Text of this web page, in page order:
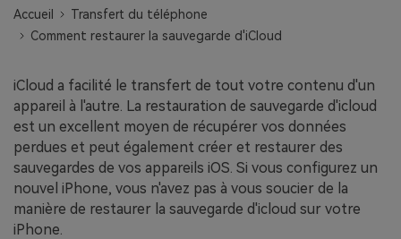
Transfert d'autres Applications
EXPLOREZ PLUS DE SUJETS
Tarifs pour Mac
Tarifs pour App
Plan Business
Plan Éducation
Concours & Événements
Assistance
TÉLÉCHARGER
Accueil
Transfert du téléphone
Comment restaurer la sauvegarde d'iCloud
iCloud a facilité le transfert de tout votre contenu d'un
appareil à l'autre. La restauration de sauvegarde d'icloud
est un excellent moyen de récupérer vos données
perdues et peut également créer et restaurer des
sauvegardes de vos appareils iOS. Si vous configurez un
nouvel iPhone, vous n'avez pas à vous soucier de la
manière de restaurer la sauvegarde d'icloud sur votre
iPhone.